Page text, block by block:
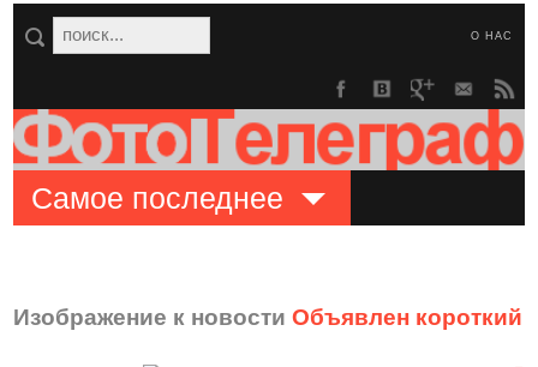
О НАС
Самое последнее
Изображение к новостиОбъявлен короткий